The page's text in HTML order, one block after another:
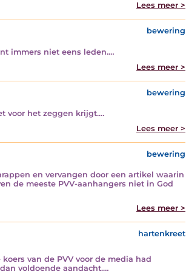
Lees meer >
bewering
immers niet eens leden.…
Lees meer >
bewering
voor het zeggen krijgt.…
Lees meer >
bewering
en vervangen door een artikel waarin
de meeste PVV-aanhangers niet in God
Lees meer >
hartenkreet
van de PVV voor de media had
voldoende aandacht.…